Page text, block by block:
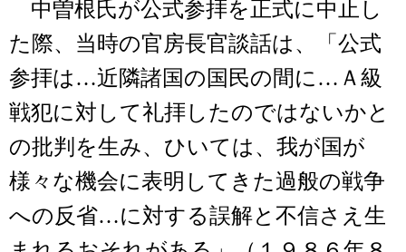
中曽根氏が公式参拝を正式に中止し
た際、当時の官房長官談話は、「公式
参拝は…近隣諸国の国民の間に…Ａ級
戦犯に対して礼拝したのではないかと
の批判を生み、ひいては、我が国が
様々な機会に表明してきた過般の戦争
への反省…に対する誤解と不信さえ生